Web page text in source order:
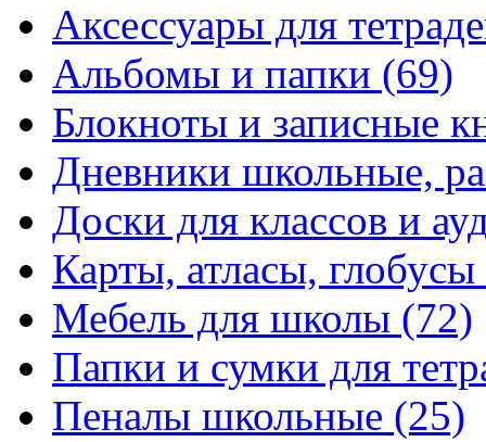
Аксессуары для
Альбомы и папки (69)
Блокноты и записные
Дневники школьные,
Доски для классов и
Карты, атласы, глобусы
Мебель для школы (72)
Папки и сумки для
Пеналы школьные (25)